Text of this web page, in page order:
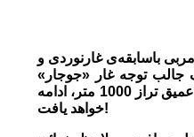
باسابقه‌ی غارنوردی و
جالب توجه غار «جوجار»
عمیق‌ترین غار ایران پرداختیم... اکتشافی که گفته شد؛ در یک فرآیند و برنامه‌ی 10 ساله باز هم به عمیق تراز 1000 متر، ادامه
خواهد یافت!